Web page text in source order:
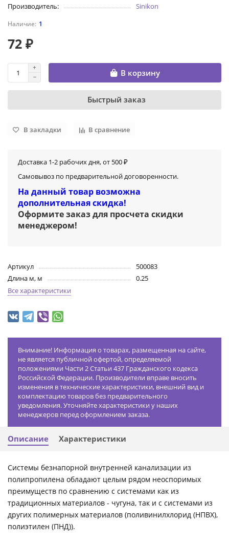
Производитель:
Sinikon
1
72 ₽
В корзину
Быстрый заказ
В закладки В сравнение
Доставка 1-2 рабочих дня, от 500 ₽
Самовывоз по предварительной договоренности.
На данный товар возможна
дополнительная скидка!
Оформите заказ для просчета скидки
менеджером!
Артикул
500083
Длина м, м
0.25
Все характеристики
Внимание! Информация о товарах, размещенная на сайте,
не является публичной офертой, определяемой
положениями Части 2 Статьи 437 Гражданского кодекса
Российской Федерации. Производители вправе вносить
изменения в технические характеристики, внешний вид и
комплектацию товаров без предварительного
уведомления. Уточняйте характеристики у наших
менеджеров перед оформлением заказа.
Описание Характеристики
Системы безнапорной внутренней канализации из
полипропилена обладают целым рядом неоспоримых
преимуществ по сравнению с системами как из
традиционных материалов - чугуна, так и с системами из
других полимерных материалов (поливинилхлорид (НПВХ),
полиэтилен (ПНД)).